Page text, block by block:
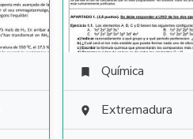
 Química
 Extremadura